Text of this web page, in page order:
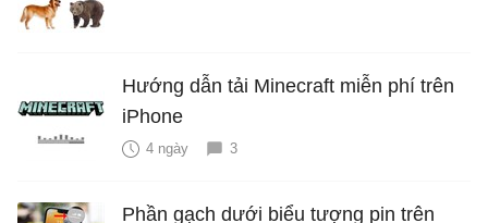
Hướng dẫn tải Minecraft miễn phí trên
iPhone
4 ngày 3
Phần gạch dưới biểu tượng pin trên